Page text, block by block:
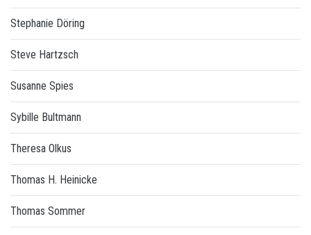
Stephanie Döring
Steve Hartzsch
Susanne Spies
Sybille Bultmann
Theresa Olkus
Thomas H. Heinicke
Thomas Sommer